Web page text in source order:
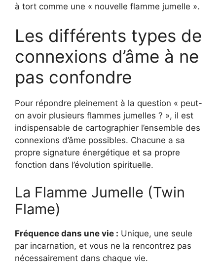
à tort comme une « nouvelle flamme jumelle ».
Les différents types de
connexions d’âme à ne
pas confondre
Pour répondre pleinement à la question « peut-
on avoir plusieurs flammes jumelles ? », il est
indispensable de cartographier l’ensemble des
connexions d’âme possibles. Chacune a sa
propre signature énergétique et sa propre
fonction dans l’évolution spirituelle.
La Flamme Jumelle (Twin
Flame)
Fréquence dans une vie : Unique, une seule
par incarnation, et vous ne la rencontrez pas
nécessairement dans chaque vie.